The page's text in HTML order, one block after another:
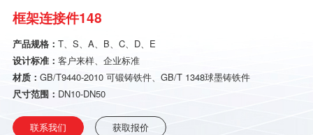
框架连接件148
产品规格： T、S、A、B、C、D、E
设计标准： 客户来样、企业标准
材质： GB/T9440-2010 可锻铸铁件、GB/T 1348球墨铸铁件
尺寸范围： DN10-DN50
联系我们 获取报价